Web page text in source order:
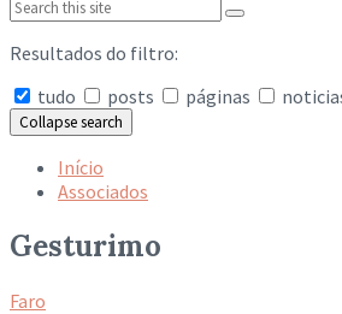
Resultados do filtro:
tudo
posts páginas
Collapse search
Início
Associados
Gesturimo
Faro